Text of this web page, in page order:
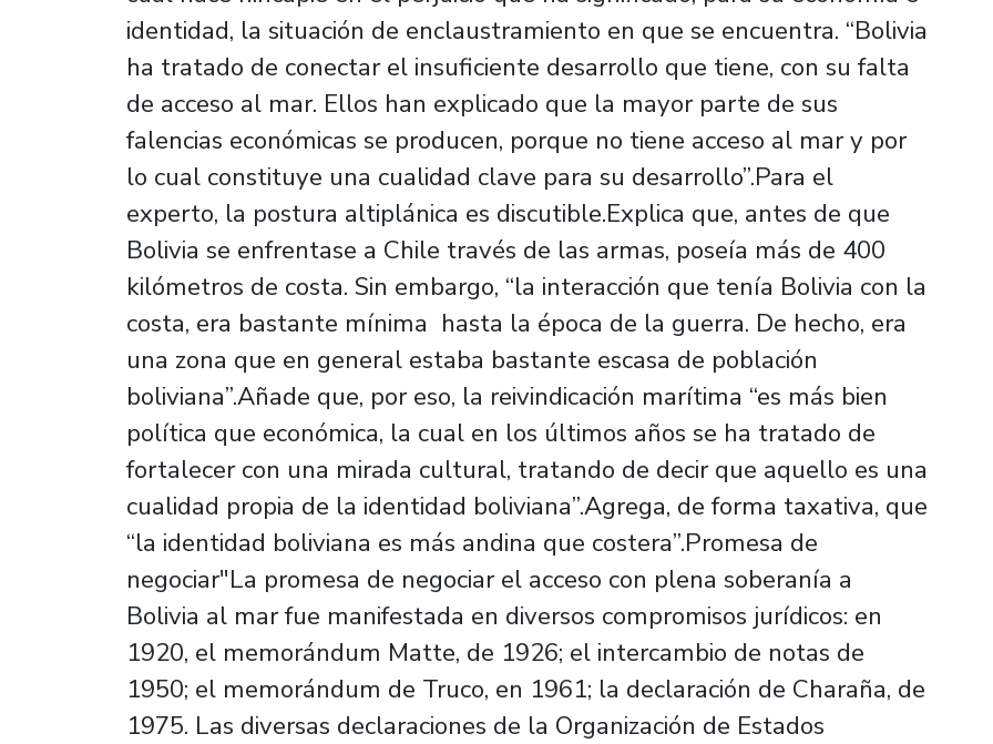
identidad, la situación de enclaustramiento en que se encuentra. “Bolivia
ha tratado de conectar el insuficiente desarrollo que tiene, con su falta
de acceso al mar. Ellos han explicado que la mayor parte de sus
falencias económicas se producen, porque no tiene acceso al mar y por
lo cual constituye una cualidad clave para su desarrollo”.Para el
experto, la postura altiplánica es discutible.Explica que, antes de que
Bolivia se enfrentase a Chile través de las armas, poseía más de 400
kilómetros de costa. Sin embargo, “la interacción que tenía Bolivia con la
costa, era bastante mínima hasta la época de la guerra. De hecho, era
una zona que en general estaba bastante escasa de población
boliviana”.Añade que, por eso, la reivindicación marítima “es más bien
política que económica, la cual en los últimos años se ha tratado de
fortalecer con una mirada cultural, tratando de decir que aquello es una
cualidad propia de la identidad boliviana”.Agrega, de forma taxativa, que
“la identidad boliviana es más andina que costera”.Promesa de
negociar"La promesa de negociar el acceso con plena soberanía a
Bolivia al mar fue manifestada en diversos compromisos jurídicos: en
1920, el memorándum Matte, de 1926; el intercambio de notas de
1950; el memorándum de Truco, en 1961; la declaración de Charaña, de
1975. Las diversas declaraciones de la Organización de Estados